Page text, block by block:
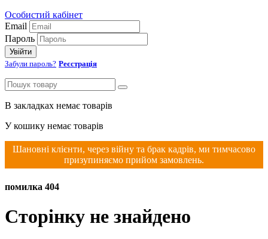
Особистий кабінет
Email
Пароль
Увійти
Забули пароль? Реєстрація
В закладках немає товарів
У кошику немає товарів
Шановні клієнти, через війну та брак кадрів, ми тимчасово
призупиняємо прийом замовлень.
помилка 404
Сторінку не знайдено